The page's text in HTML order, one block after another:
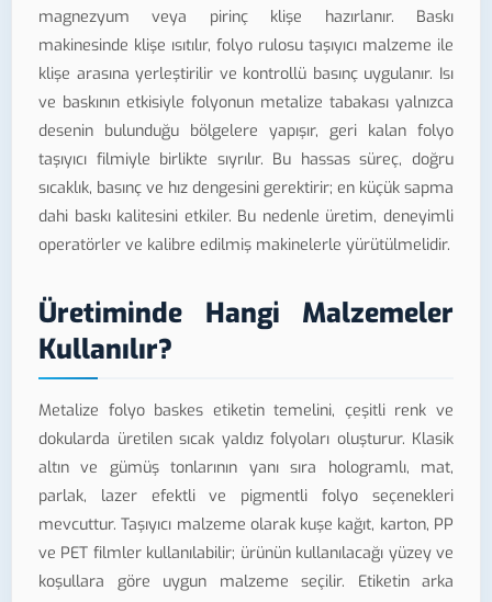
magnezyum veya pirinç klişe hazırlanır. Baskı
makinesinde klişe ısıtılır, folyo rulosu taşıyıcı malzeme ile
klişe arasına yerleştirilir ve kontrollü basınç uygulanır. Isı
ve baskının etkisiyle folyonun metalize tabakası yalnızca
desenin bulunduğu bölgelere yapışır, geri kalan folyo
taşıyıcı filmiyle birlikte sıyrılır. Bu hassas süreç, doğru
sıcaklık, basınç ve hız dengesini gerektirir; en küçük sapma
dahi baskı kalitesini etkiler. Bu nedenle üretim, deneyimli
operatörler ve kalibre edilmiş makinelerle yürütülmelidir.
Üretiminde Hangi Malzemeler
Kullanılır?
Metalize folyo baskes etiketin temelini, çeşitli renk ve
dokularda üretilen sıcak yaldız folyoları oluşturur. Klasik
altın ve gümüş tonlarının yanı sıra hologramlı, mat,
parlak, lazer efektli ve pigmentli folyo seçenekleri
mevcuttur. Taşıyıcı malzeme olarak kuşe kağıt, karton, PP
ve PET filmler kullanılabilir; ürünün kullanılacağı yüzey ve
koşullara göre uygun malzeme seçilir. Etiketin arka